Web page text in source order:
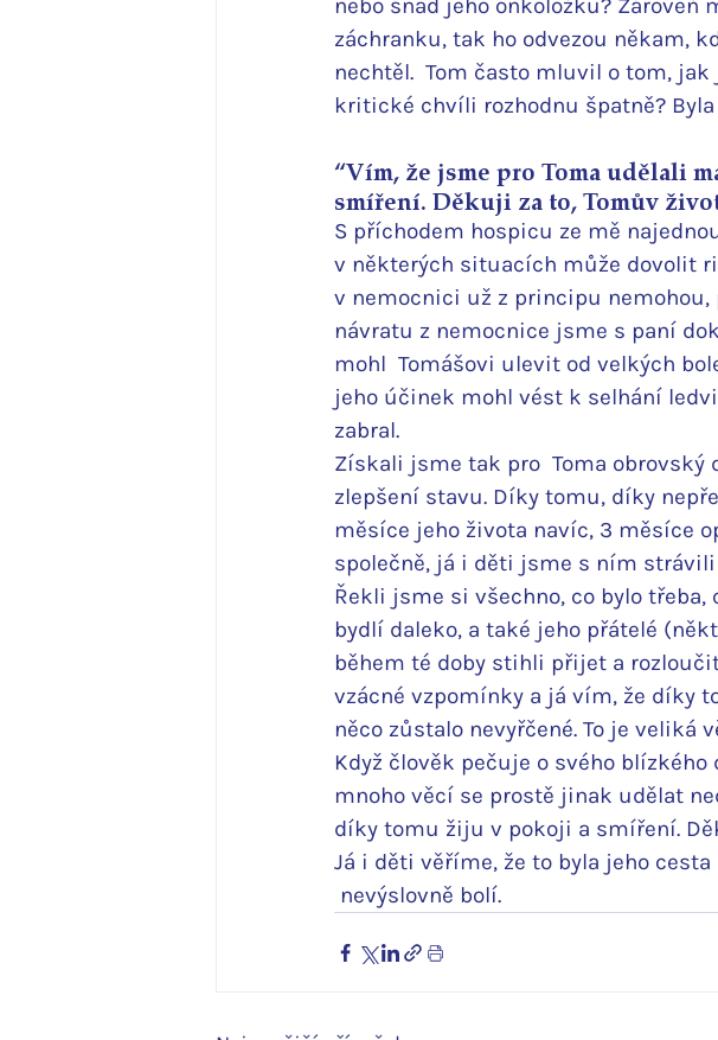
nebo snad jeho onkoložku? Zároveň
záchranku, tak ho odvezou někam,
nechtěl.  Tom často mluvil o tom,
kritické chvíli rozhodnu špatně?
“Vím, že jsme pro Toma udělali
smíření. Děkuji za to, Tomův
S příchodem hospicu ze mě
v některých situacích může dovolit
v nemocnici už z principu
návratu z nemocnice jsme s paní
mohl  Tomášovi ulevit od velkých
jeho účinek mohl vést k selhání
zabral.
Získali jsme tak pro  Toma obrovský
zlepšení stavu. Díky tomu, díky
měsíce jeho života navíc, 3 měsíce
společně, já i děti jsme s ním
Řekli jsme si všechno, co bylo
bydlí daleko, a také jeho přátelé
během té doby stihli přijet a
vzácné vzpomínky a já vím, že díky
něco zůstalo nevyřčené. To je
Když člověk pečuje o svého
mnoho věcí se prostě jinak udělat
díky tomu žiju v pokoji a smíření.
Já i děti věříme, že to byla jeho
nevýslovně bolí.